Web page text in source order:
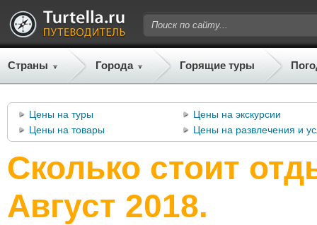
Страны Города Горящие туры
Цены на туры
Цены на экскурсии
Цены на товары
Цены на развлечения и
Сколько стоит
Август 2018.